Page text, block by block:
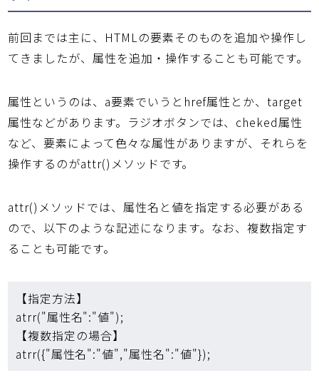
前回までは主に、HTMLの要素そのものを追加や操作し
てきましたが、属性を追加・操作することも可能です。
属性というのは、a要素でいうとhref属性とか、target
属性などがあります。ラジオボタンでは、cheked属性
など、要素によって色々な属性がありますが、それらを
操作するのがattr()メソッドです。
attr()メソッドでは、属性名と値を指定する必要がある
ので、以下のような記述になります。なお、複数指定す
ることも可能です。
【指定方法】
atrr("属性名":"値");
【複数指定の場合】
atrr({"属性名":"値","属性名":"値"});